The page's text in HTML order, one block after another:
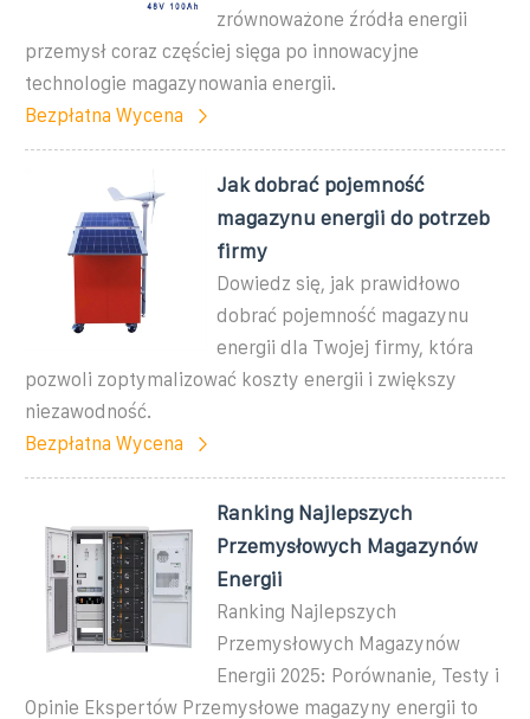
zrównoważone źródła energii
przemysł coraz częściej sięga po innowacyjne
technologie magazynowania energii.
Bezpłatna Wycena
Jak dobrać pojemność
magazynu energii do potrzeb
firmy
Dowiedz się, jak prawidłowo
dobrać pojemność magazynu
energii dla Twojej firmy, która
pozwoli zoptymalizować koszty energii i zwiększy
niezawodność.
Bezpłatna Wycena
Ranking Najlepszych
Przemysłowych Magazynów
Energii
Ranking Najlepszych
Przemysłowych Magazynów
Energii 2025: Porównanie, Testy i
Opinie Ekspertów Przemysłowe magazyny energii to